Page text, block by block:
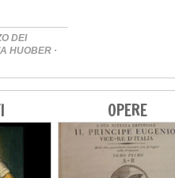
DEI
HUOBER ·
OPERE